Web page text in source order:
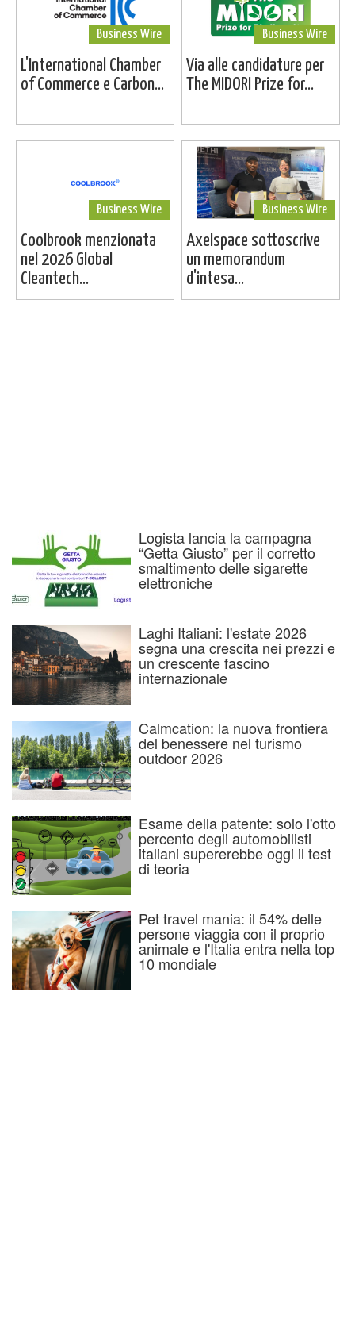
Business Wire
L'International Chamber
of Commerce e Carbon...
Business Wire
Via alle candidature per
The MIDORI Prize for...
Business Wire
Coolbrook menzionata
nel 2026 Global
Cleantech...
Business Wire
Axelspace sottoscrive
un memorandum
d'intesa...
Logista lancia la campagna
“Getta Giusto” per il corretto
smaltimento delle sigarette
elettroniche
Laghi Italiani: l'estate 2026
segna una crescita nei prezzi e
un crescente fascino
internazionale
Calmcation: la nuova frontiera
del benessere nel turismo
outdoor 2026
Esame della patente: solo l'otto
percento degli automobilisti
italiani supererebbe oggi il test
di teoria
Pet travel mania: il 54% delle
persone viaggia con il proprio
animale e l'Italia entra nella top
10 mondiale